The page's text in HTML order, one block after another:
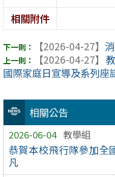
相關公告
2026-06-04 教學組
恭賀本校飛行隊參加全
凡
相關附件
【2026-04-27】
【2026-04-27】
國際家庭日宣導及系列座